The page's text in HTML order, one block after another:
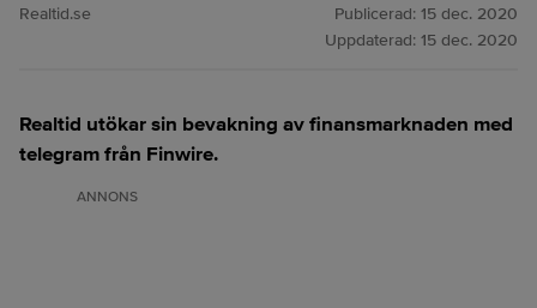
Realtid.se Publicerad: 15 dec. 2020
Uppdaterad: 15 dec. 2020
Realtid utökar sin bevakning av finansmarknaden med
telegram från Finwire.
ANNONS